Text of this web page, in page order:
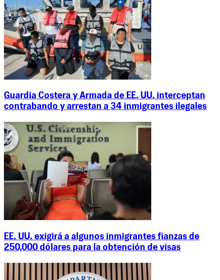
Guardia Costera y Armada de EE. UU. interceptan
contrabando y arrestan a 34 inmigrantes ilegales
EE. UU. exigirá a algunos inmigrantes fianzas de
250,000 dólares para la obtención de visas